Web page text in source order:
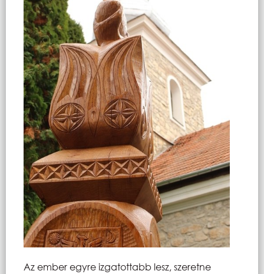
Az ember egyre izgatottabb lesz, szeretne